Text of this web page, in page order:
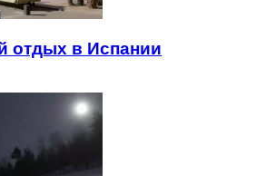
отдых в Испании